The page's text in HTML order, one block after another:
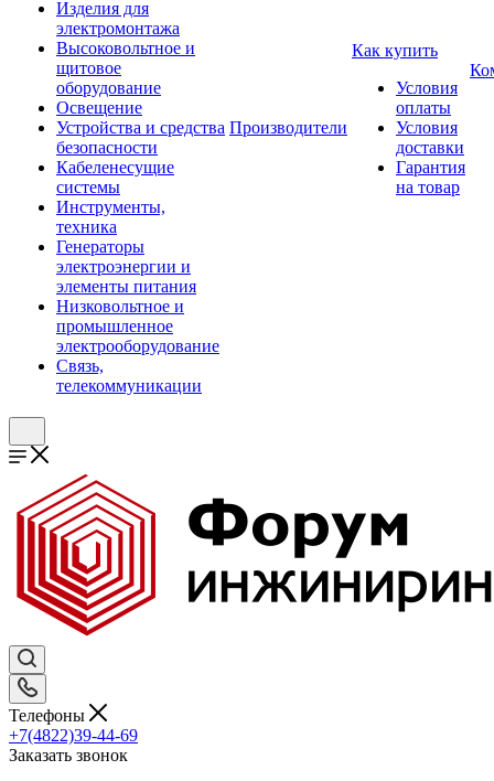
Изделия для
электромонтажа
Высоковольтное и
щитовое
оборудование
Освещение
Устройства и средства
безопасности
Кабеленесущие
системы
Инструменты,
техника
Генераторы
электроэнергии и
элементы питания
Низковольтное и
промышленное
электрооборудование
Связь,
телекоммуникации
Производители
Как купить
Условия
оплаты
Условия
доставки
Гарантия
на товар
Телефоны
+7(4822)39-44-69
Заказать звонок